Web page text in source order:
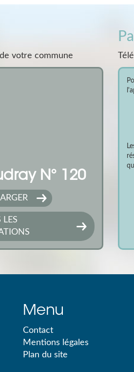
votre commune
N° 120
LES
Menu
Contact
Mentions légales
Plan du site